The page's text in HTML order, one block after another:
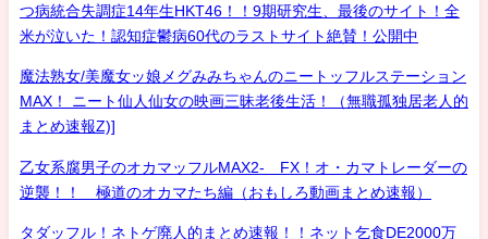
つ病統合失調症14年生HKT46！！9期研究生、最後のサイト！全
米が泣いた！認知症鬱病60代のラストサイト絶賛！公開中
魔法熟女/美魔女ッ娘メグみみちゃんのニートッフルステーション
MAX！ ニート仙人仙女の映画三昧老後生活！（無職孤独居老人的
まとめ速報Z)]
乙女系腐男子のオカマッフルMAX2- FX！オ・カマトレーダーの
逆襲！！ 極道のオカマたち編（おもしろ動画まとめ速報）
タダッフル！ネトゲ廃人的まとめ速報！！ネット乞食DE2000万